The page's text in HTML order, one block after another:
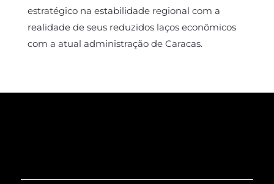
estratégico na estabilidade regional com a
realidade de seus reduzidos laços econômicos
com a atual administração de Caracas.